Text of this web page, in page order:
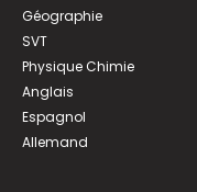
Géographie
SVT
Physique Chimie
Anglais
Espagnol
Allemand